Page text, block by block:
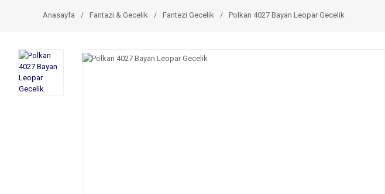
Anasayfa Fantazi & Gecelik Fantezi Gecelik Polkan 4027 Bayan Leopar Gecelik